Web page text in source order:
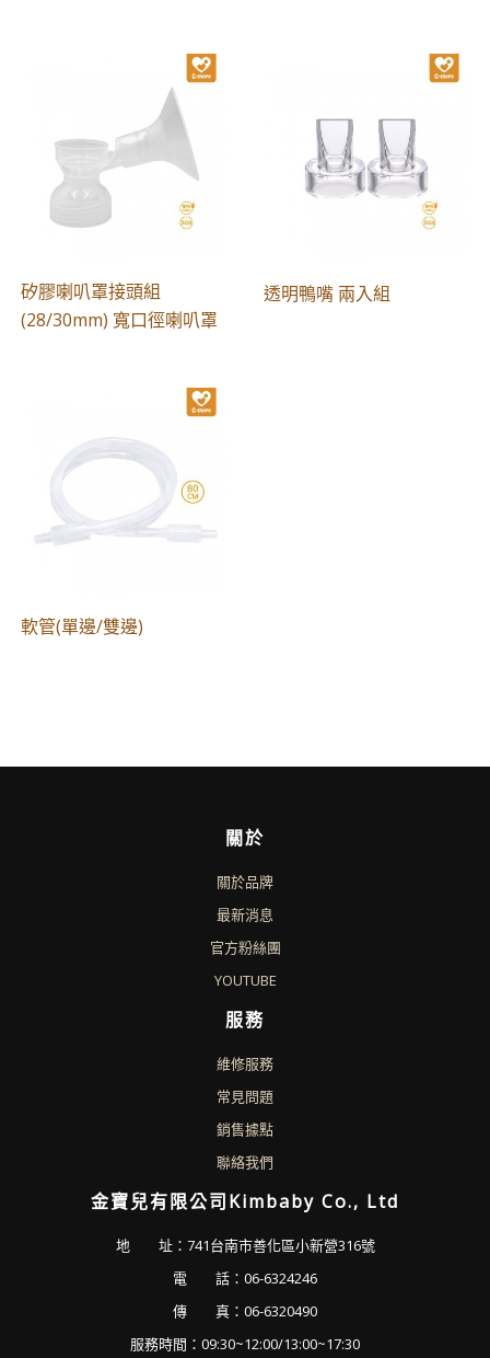
矽膠喇叭罩接頭組
(28/30mm) 寬口徑喇叭罩
透明鴨嘴 兩入組
軟管(單邊/雙邊)
關於
關於品牌
最新消息
官方粉絲團
YOUTUBE
服務
維修服務
常見問題
銷售據點
聯絡我們
金寶兒有限公司Kimbaby Co., Ltd
地 址：741台南市善化區小新營316號
電 話：06-6324246
傳 真：06-6320490
服務時間：09:30~12:00/13:00~17:30